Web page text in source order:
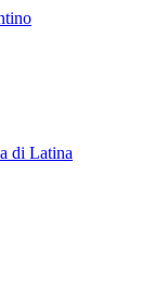
di Latina